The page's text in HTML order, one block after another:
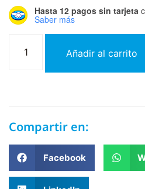
Hasta 12 pagos sin tarjeta
Saber más
Añadir al carrito
Compartir en:
Facebook